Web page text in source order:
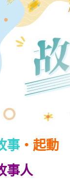
事 ‧起動
事人